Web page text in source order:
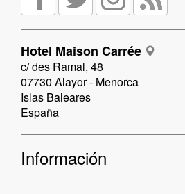
Hotel Maison Carrée
c/ des Ramal, 48
07730 Alayor - Menorca
Islas Baleares
España
Información